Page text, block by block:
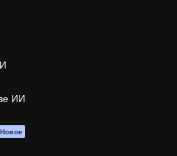
ИИ
Новое